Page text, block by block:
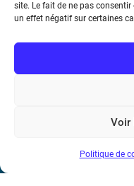
site. Le fait de ne pas
un effet négatif sur certaines
Voir
Politique de
de l’Information et de
17 rue de l’Amiral